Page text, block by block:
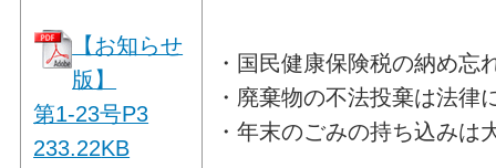
【お知らせ
版】
第1-23号P3
233.22KB
・国民健康保険税の納め忘
・廃棄物の不法投棄は法律
・年末のごみの持ち込みは